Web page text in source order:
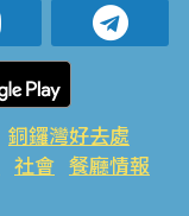
銅鑼灣好去處
社會 餐廳情報